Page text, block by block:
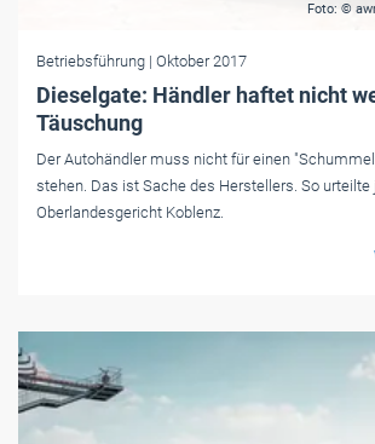
Foto: ©
Betriebsführung | Oktober 2017
Dieselgate: Händler haftet nicht
Täuschung
Der Autohändler muss nicht für einen
stehen. Das ist Sache des Herstellers. So urteilte
Oberlandesgericht Koblenz.